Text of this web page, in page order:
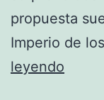
propuesta
Imperio de
leyendo